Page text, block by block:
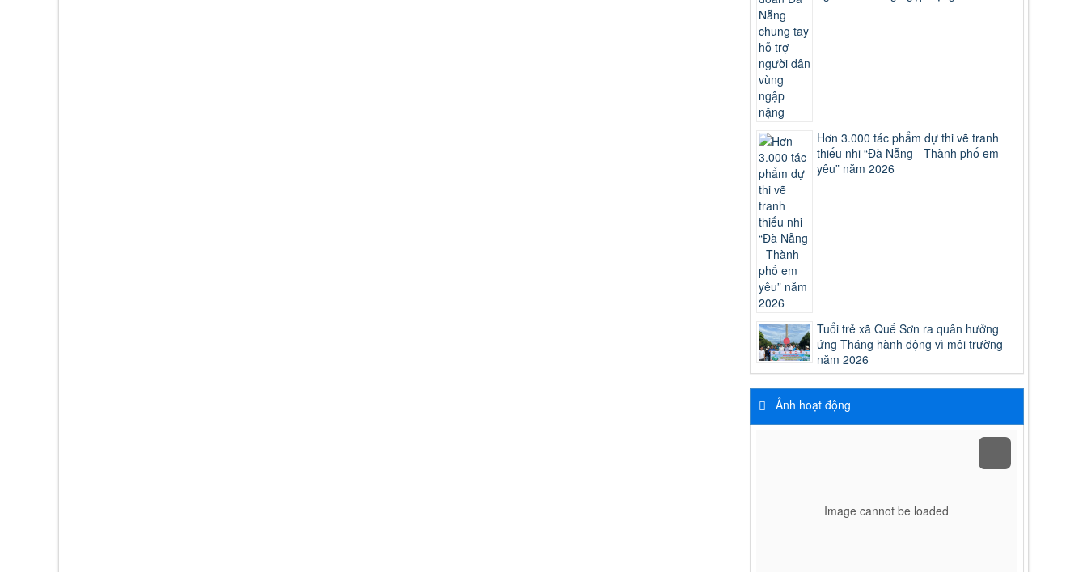
Hơn 3.000 tác phẩm dự thi vẽ tranh
thiếu nhi “Đà Nẵng - Thành phố em
yêu” năm 2026
Tuổi trẻ xã Quế Sơn ra quân hưởng
ứng Tháng hành động vì môi trường
năm 2026
Ảnh hoạt động
Image cannot be loaded